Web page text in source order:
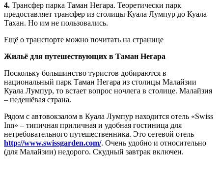
4. Трансфер парка Таман Негара. Теоретически парк
предоставляет трансфер из столицы Куала Лумпур до Куала
Тахан. Но им не пользовались.
Ещё о транспорте можно почитать на странице
Жильё для путешествующих в Таман Негара
Поскольку большинство туристов добираются в
национальный парк Таман Негара из столицы Малайзии
Куала Лумпур, то встает вопрос ночлега в столице. Малайзия
– недешёвая страна.
Рядом с автовокзалом в Куала Лумпур находится отель «Swiss
Inn» – типичная приличная и удобная гостиница для
нетребовательного путешественника. Это сетевой отель
http://www.swissgarden.com/. Очень удобно и относительно
(для Малайзии) недорого. Скудный завтрак включен.